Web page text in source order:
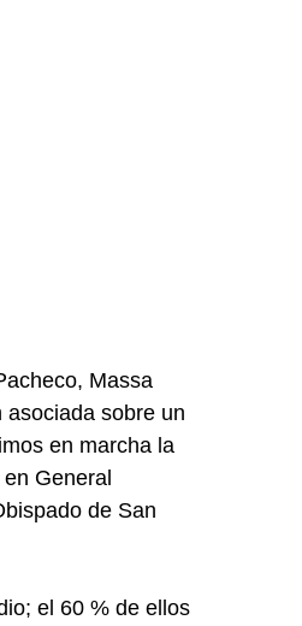
Massa
asociada sobre un
en marcha la
General
de San
el 60 % de ellos